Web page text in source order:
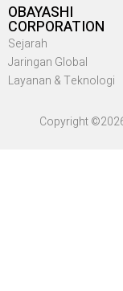
OBAYASHI
CORPORATION
Sejarah
Jaringan Global
Layanan & Teknologi
Copyright